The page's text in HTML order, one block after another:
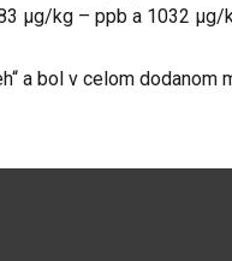
µg/kg – ppb a 1032
a bol v celom dodanom